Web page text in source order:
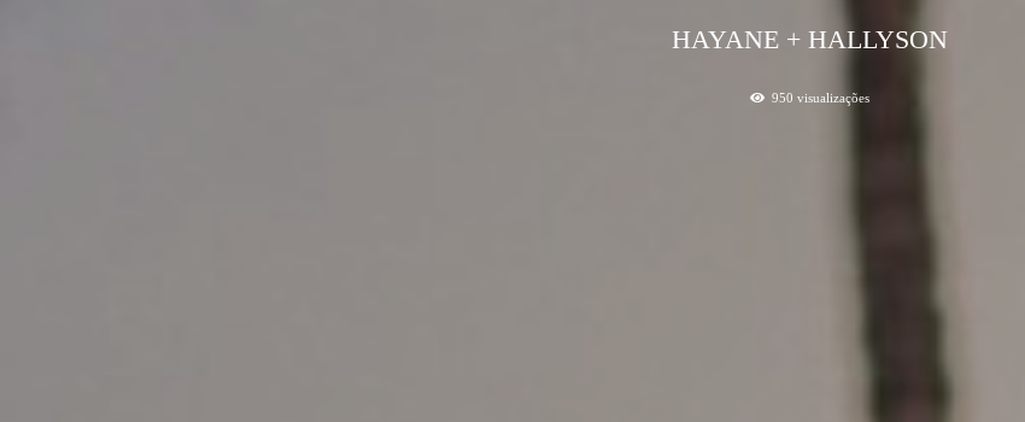
HAYANE + HALLYSON
950 visualizações